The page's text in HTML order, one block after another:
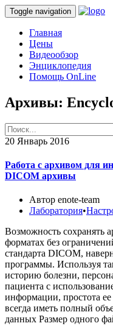
Toggle navigation
Главная
Цены
Видеообзор
Энциклопедия
Помощь OnLine
Архивы:
20 Январь 2016
Работа с архивом для
DICOM архивы
Автор enote-team
Лаборатория•
Возможность сохранять
форматах без
стандарта DICOM,
программы. Используя
историю болезни,
пациента с
информации, простота
всегда иметь полный
данных Размер одного